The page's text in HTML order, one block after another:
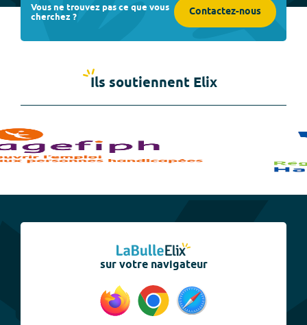
Vous ne trouvez pas ce que vous
cherchez ? Contactez-nous
Ils soutiennent Elix
sur votre navigateur